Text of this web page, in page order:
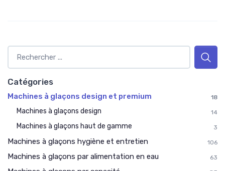
Catégories
Machines à glaçons design et premium 18
Machines à glaçons design 14
Machines à glaçons haut de gamme 3
Machines à glaçons hygiène et entretien 106
Machines à glaçons par alimentation en eau 63